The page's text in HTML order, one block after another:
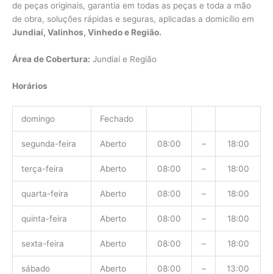
de peças originais, garantia em todas as peças e toda a mão
de obra, soluções rápidas e seguras, aplicadas a domicílio em
Jundiaí, Valinhos, Vinhedo e Região.
Área de Cobertura: Jundiaí e Região
Horários
domingo Fechado
segunda-feira Aberto 08:00 – 18:00
terça-feira Aberto 08:00 – 18:00
quarta-feira Aberto 08:00 – 18:00
quinta-feira Aberto 08:00 – 18:00
sexta-feira Aberto 08:00 – 18:00
sábado Aberto 08:00 – 13:00